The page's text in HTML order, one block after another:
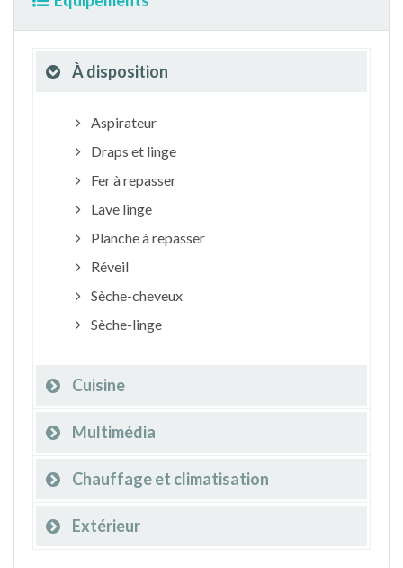
À disposition
Aspirateur
Draps et linge
Fer à repasser
Lave linge
Planche à repasser
Réveil
Sèche-cheveux
Sèche-linge
Cuisine
Multimédia
Chauffage et climatisation
Extérieur